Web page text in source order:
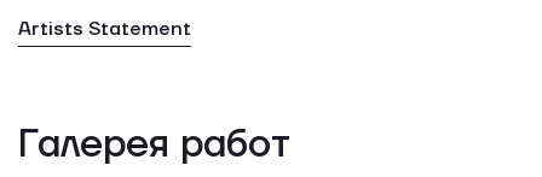
Artists Statement
Галерея работ